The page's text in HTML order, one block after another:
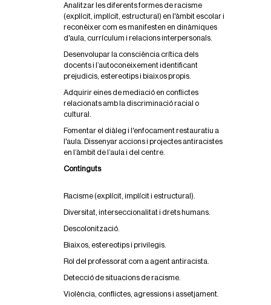
e
r
.
o
r
g
/
a
/
e
v
e
n
s
a
t
i
a
c
s
m
Analitzar les diferents formes de racisme
(explícit, implícit, estructural) en l'àmbit escolar i
reconèixer com es manifesten en dinàmiques
d'aula, currículum i relacions interpersonals.
Desenvolupar la consciència crítica dels
docents i l’autoconeixement identificant
prejudicis, estereotips i biaixos propis.
Adquirir eines de mediació en conflictes
relacionats amb la discriminació racial o
cultural.
Fomentar el diàleg i l'enfocament restauratiu a
l'aula. Dissenyar accions i projectes antiracistes
en l’àmbit de l’aula i del centre.
Continguts
Racisme (explícit, implícit i estructural).
Diversitat, interseccionalitat i drets humans.
Descolonització.
Biaixos, estereotips i privilegis.
Rol del professorat com a agent antiracista.
Detecció de situacions de racisme.
Violència, conflictes, agressions i assetjament.